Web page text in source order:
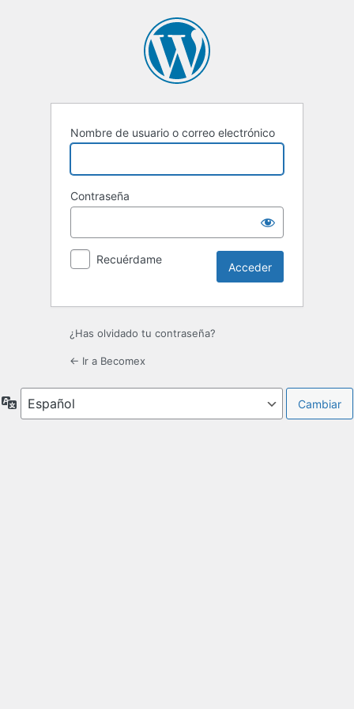
Nombre de usuario o correo electrónico
Contraseña
Recuérdame
¿Has olvidado tu contraseña?
← Ir a Becomex
Idioma